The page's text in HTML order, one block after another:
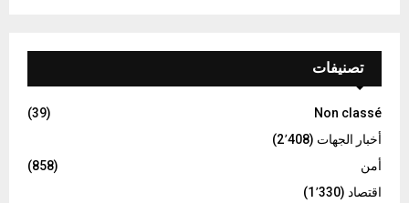
تصنيفات
Non classé
(39)
أخبار الجهات (2٬408)
أمن
(858)
اقتصاد (1٬330)